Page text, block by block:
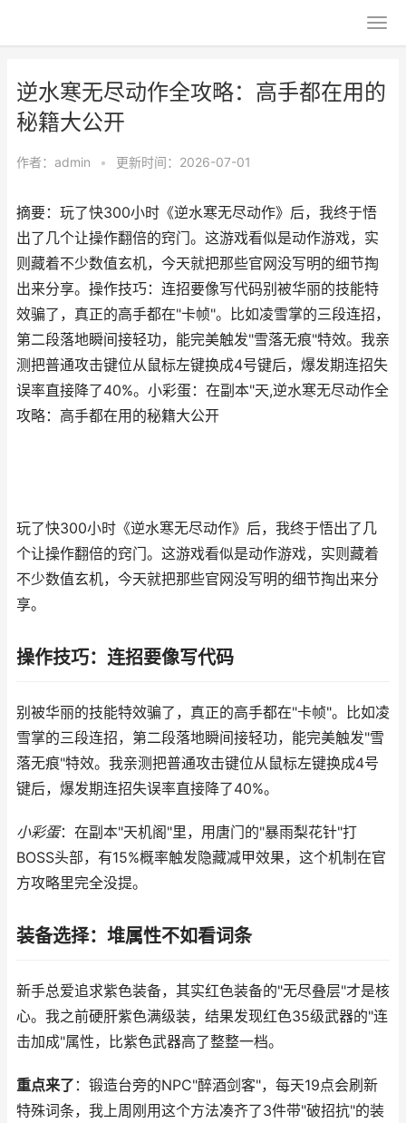
逆水寒无尽动作全攻略：高手都在用的
秘籍大公开
作者： admin • 更新时间：2026-07-01
摘要：玩了快300小时《逆水寒无尽动作》后，我终于悟
出了几个让操作翻倍的窍门。这游戏看似是动作游戏，实
则藏着不少数值玄机，今天就把那些官网没写明的细节掏
出来分享。操作技巧：连招要像写代码别被华丽的技能特
效骗了，真正的高手都在"卡帧"。比如凌雪掌的三段连招，
第二段落地瞬间接轻功，能完美触发"雪落无痕"特效。我亲
测把普通攻击键位从鼠标左键换成4号键后，爆发期连招失
误率直接降了40%。小彩蛋：在副本"天,逆水寒无尽动作全
攻略：高手都在用的秘籍大公开
玩了快300小时《逆水寒无尽动作》后，我终于悟出了几
个让操作翻倍的窍门。这游戏看似是动作游戏，实则藏着
不少数值玄机，今天就把那些官网没写明的细节掏出来分
享。
操作技巧：连招要像写代码
别被华丽的技能特效骗了，真正的高手都在"卡帧"。比如凌
雪掌的三段连招，第二段落地瞬间接轻功，能完美触发"雪
落无痕"特效。我亲测把普通攻击键位从鼠标左键换成4号
键后，爆发期连招失误率直接降了40%。
小彩蛋：在副本"天机阁"里，用唐门的"暴雨梨花针"打
BOSS头部，有15%概率触发隐藏减甲效果，这个机制在官
方攻略里完全没提。
装备选择：堆属性不如看词条
新手总爱追求紫色装备，其实红色装备的"无尽叠层"才是核
心。我之前硬肝紫色满级装，结果发现红色35级武器的"连
击加成"属性，比紫色武器高了整整一档。
重点来了 ：锻造台旁的NPC"醉酒剑客"，每天19点会刷新
特殊词条，我上周刚用这个方法凑齐了3件带"破招抗"的装